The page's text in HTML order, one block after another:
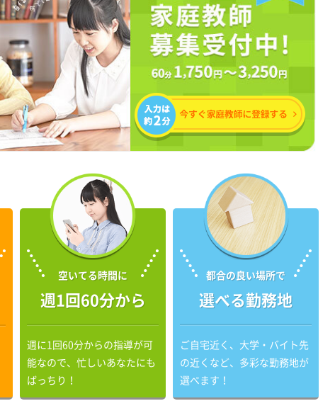
空いてる時間に
週1回60分から
週に1回60分からの指導が可
能なので、忙しいあなたにも
ばっちり！
都合の良い場所で
選べる勤務地
ご自宅近く、大学・バイト先
の近くなど、多彩な勤務地が
選べます！